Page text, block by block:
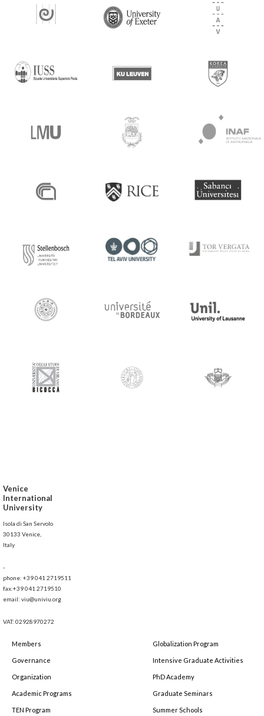
Venice
International
University
Isola di San Servolo
30133 Venice,
Italy
-
phone: +39 041 2719511
fax:+39 041 2719510
email: viu@univiu.org
VAT: 02928970272
Members
Governance
Organization
Academic Programs
TEN Program
Globalization Program
Intensive Graduate Activities
PhD Academy
Graduate Seminars
Summer Schools